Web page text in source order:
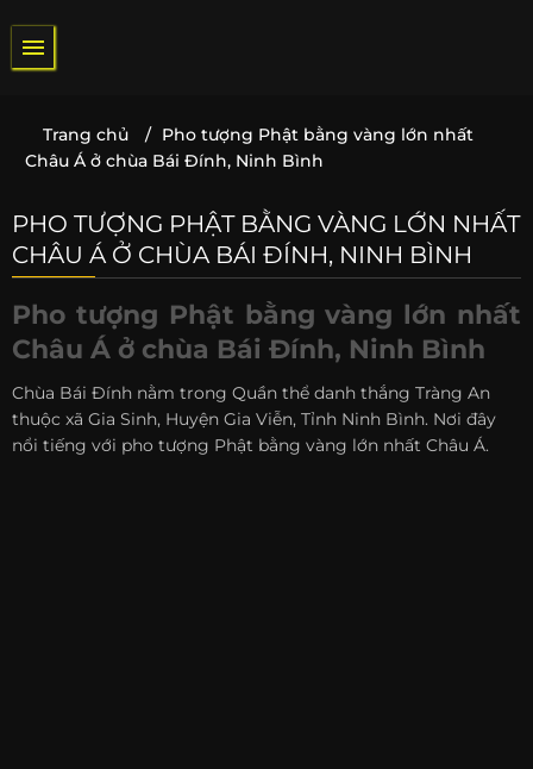
qua
nội
Trang chủ / Pho tượng Phật bằng vàng lớn nhất
Châu Á ở chùa Bái Đính, Ninh Bình
PHO TƯỢNG PHẬT BẰNG VÀNG LỚN NHẤT
CHÂU Á Ở CHÙA BÁI ĐÍNH, NINH BÌNH
Pho tượng Phật bằng vàng lớn nhất
Châu Á ở chùa Bái Đính, Ninh Bình
Chùa Bái Đính nằm trong Quần thể danh thắng Tràng An
thuộc xã Gia Sinh, Huyện Gia Viễn, Tỉnh Ninh Bình. Nơi đây
nổi tiếng với pho tượng Phật bằng vàng lớn nhất Châu Á.